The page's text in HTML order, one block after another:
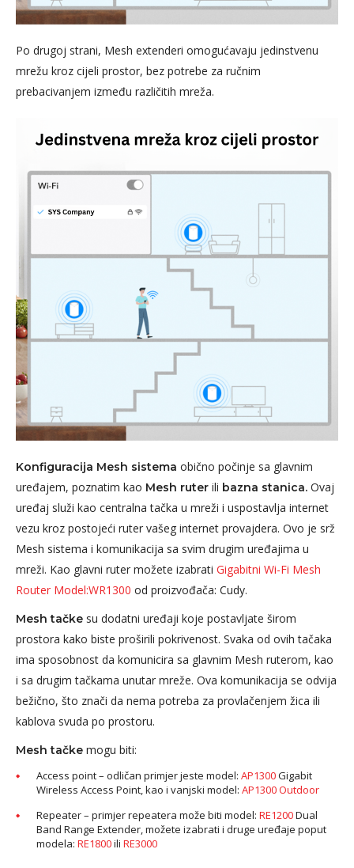
Po drugoj strani, Mesh extenderi omogućavaju jedinstvenu
mrežu kroz cijeli prostor, bez potrebe za ručnim
prebacivanjem između različitih mreža.
Konfiguracija Mesh sistema obično počinje sa glavnim
uređajem, poznatim kao Mesh ruter ili bazna stanica. Ovaj
uređaj služi kao centralna tačka u mreži i uspostavlja internet
vezu kroz postojeći ruter vašeg internet provajdera. Ovo je srž
Mesh sistema i komunikacija sa svim drugim uređajima u
mreži. Kao glavni ruter možete izabrati Gigabitni Wi-Fi Mesh
Router Model:WR1300 od proizvođača: Cudy.
Mesh tačke su dodatni uređaji koje postavljate širom
prostora kako biste proširili pokrivenost. Svaka od ovih tačaka
ima sposobnost da komunicira sa glavnim Mesh ruterom, kao
i sa drugim tačkama unutar mreže. Ova komunikacija se odvija
bežično, što znači da nema potreba za provlačenjem žica ili
kablova svuda po prostoru.
Mesh tačke mogu biti:
Access point – odličan primjer jeste model: AP1300Gigabit
Wireless Access Point, kao i vanjski model: AP1300 Outdoor
Repeater – primjer repeatera može biti model: RE1200Dual
Band Range Extender, možete izabrati i druge uređaje poput
modela: RE1800ili RE3000